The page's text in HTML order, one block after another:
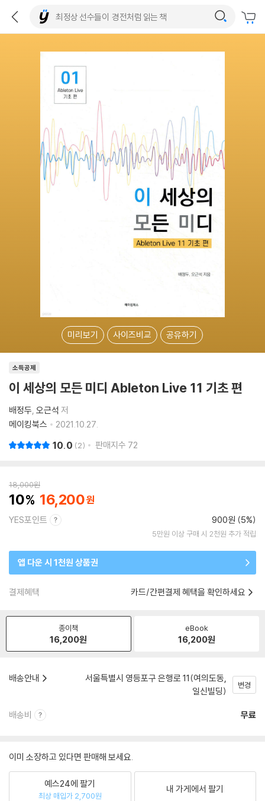
미리보기 사이즈비교 공유하기
소득공제
이 세상의 모든 미디 Ableton Live 11 기초 편
배정두 오근석 저
메이킹북스
2021.10.27.
10.0 2 판매지수 72
18,000원
10 16,200
YES포인트 900원 (5%)
5만원 이상 구매 시 2천원 추가 적립
앱 다운 시 1천원 상품권
결제혜택 카드/간편결제 혜택을 확인하세요
종이책
16,200원
eBook
16,200원
배송안내
서울특별시 영등포구 은행로 11(여의도동,
일신빌딩)
변경
배송비 무료
이미 소장하고 있다면 판매해 보세요.
예스24에 팔기
최상 매입가 2,700원
내 가게에서 팔기